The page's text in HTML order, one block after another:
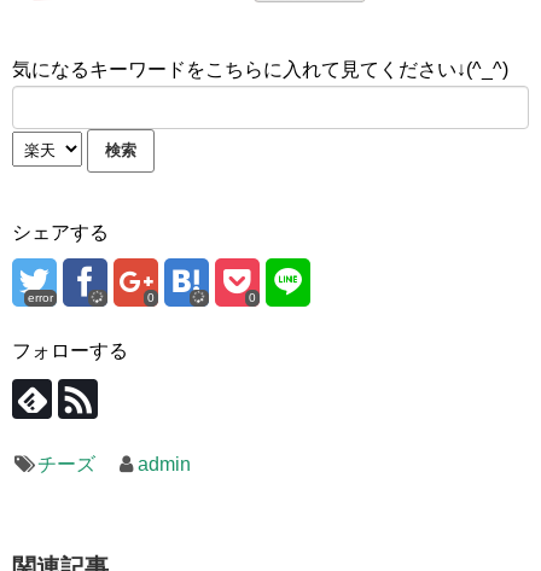
気になるキーワードをこちらに入れて見てください↓(^_^)
シェアする
error 0 0
フォローする
チーズ admin